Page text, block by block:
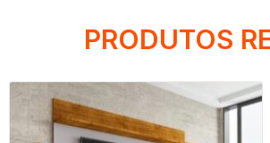
PRODUTOS